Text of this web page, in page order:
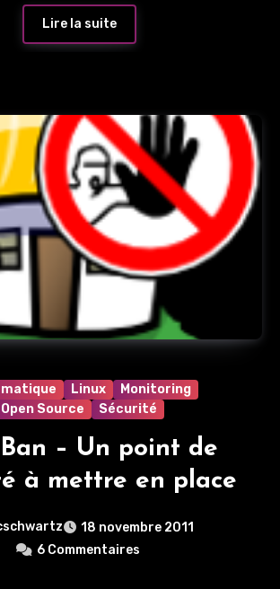
Lire la suite
Linux
Monitoring
Open Source
Sécurité
– Un point de
à mettre en place
18 novembre 2011
6 Commentaires